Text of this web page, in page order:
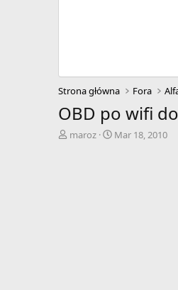
Strona główna Fora
OBD po wifi
A
maroz
D
Mar 18, 2010